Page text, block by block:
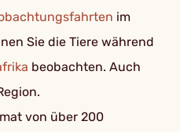
im
Sie die Tiere während
beobachten. Auch
von über 200